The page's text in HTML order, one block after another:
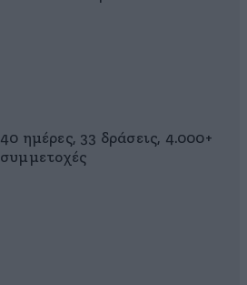
40 ημέρες, 33 δράσεις, 4.000+
συμμετοχές